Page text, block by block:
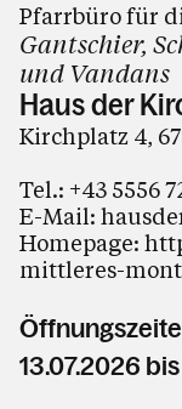
Pfarrbüro für
Gantschier,
und Vandans
Haus der
Kirchplatz 4,
Tel.: +43 5556
E-Mail:
Homepage:
mittleres-
13.07.2026